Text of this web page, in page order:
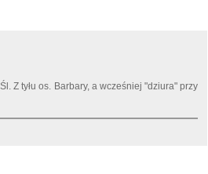
Z tyłu os. Barbary, a wcześniej "dziura" przy